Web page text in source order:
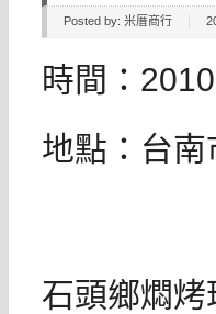
Posted by: 米厝商行
時間：
地點：台南
石頭鄉燜